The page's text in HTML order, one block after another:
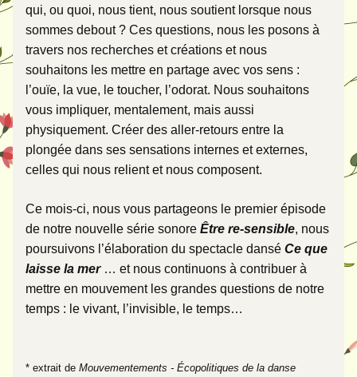
qui, ou quoi, nous tient, nous soutient lorsque nous
sommes debout ? Ces questions, nous les posons à
travers nos recherches et créations et nous
souhaitons les mettre en partage avec vos sens :
l’ouïe, la vue, le toucher, l’odorat. Nous souhaitons
vous impliquer, mentalement, mais aussi
physiquement. Créer des aller-retours entre la
plongée dans ses sensations internes et externes,
celles qui nous relient et nous composent.
Ce mois-ci, nous vous partageons le premier épisode
de notre nouvelle série sonore Être re-sensible, nous
poursuivons l’élaboration du spectacle dansé Ce que
laisse la mer … et nous continuons à contribuer à
mettre en mouvement les grandes questions de notre
temps : le vivant, l’invisible, le temps…
* extrait de Mouvementements - Écopolitiques de la danse